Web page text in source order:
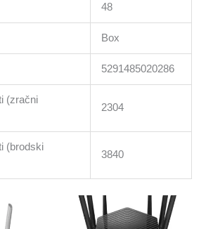
48
Box
5291485020286
(zračni
2304
(brodski
3840